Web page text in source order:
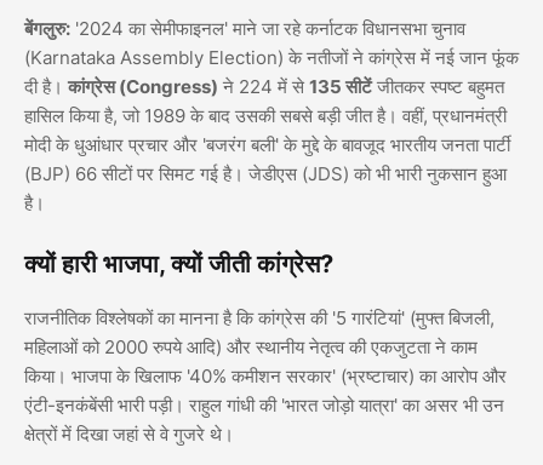
बेंगलुरु: '2024 का सेमीफाइनल' माने जा रहे कर्नाटक विधानसभा चुनाव
(Karnataka Assembly Election) के नतीजों ने कांग्रेस में नई जान फूंक
दी है। कांग्रेस (Congress) ने 224 में से 135 सीटेंजीतकर स्पष्ट बहुमत
हासिल किया है, जो 1989 के बाद उसकी सबसे बड़ी जीत है। वहीं, प्रधानमंत्री
मोदी के धुआंधार प्रचार और 'बजरंग बली' के मुद्दे के बावजूद भारतीय जनता पार्टी
(BJP) 66 सीटों पर सिमट गई है। जेडीएस (JDS) को भी भारी नुकसान हुआ
है।
क्यों हारी भाजपा, क्यों जीती कांग्रेस?
राजनीतिक विश्लेषकों का मानना है कि कांग्रेस की '5 गारंटियां' (मुफ्त बिजली,
महिलाओं को 2000 रुपये आदि) और स्थानीय नेतृत्व की एकजुटता ने काम
किया। भाजपा के खिलाफ '40% कमीशन सरकार' (भ्रष्टाचार) का आरोप और
एंटी-इनकंबेंसी भारी पड़ी। राहुल गांधी की 'भारत जोड़ो यात्रा' का असर भी उन
क्षेत्रों में दिखा जहां से वे गुजरे थे।